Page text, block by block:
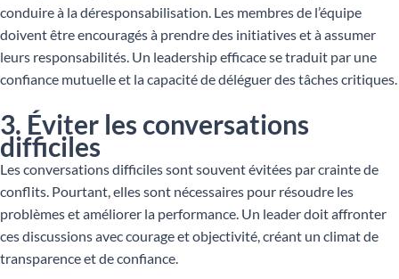
conduire à la déresponsabilisation. Les membres de l’équipe
doivent être encouragés à prendre des initiatives et à assumer
leurs responsabilités. Un leadership efficace se traduit par une
confiance mutuelle et la capacité de déléguer des tâches critiques.
3. Éviter les conversations
difficiles
Les conversations difficiles sont souvent évitées par crainte de
conflits. Pourtant, elles sont nécessaires pour résoudre les
problèmes et améliorer la performance. Un leader doit affronter
ces discussions avec courage et objectivité, créant un climat de
transparence et de confiance.